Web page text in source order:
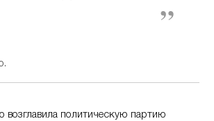
возглавила политическую партию